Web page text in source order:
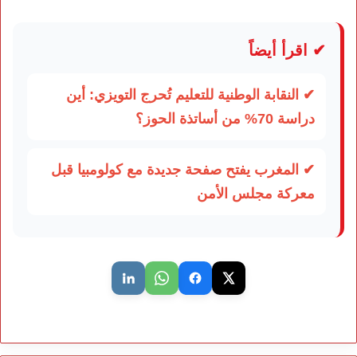
✔ اقرأ أيضاً
✔ النقابة الوطنية للتعليم تُحرج التويزي: أين
دراسة 70% من أساتذة الحوز؟
✔ المغرب يفتح صفحة جديدة مع كولومبيا قبل
معركة مجلس الأمن